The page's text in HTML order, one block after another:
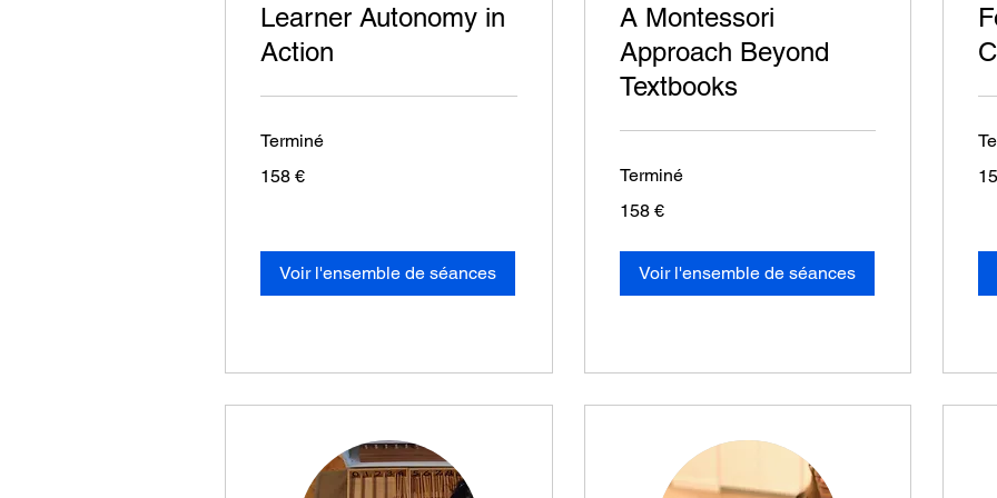
Learner Autonomy in
Action
Terminé
euros
158 €
Voir l'ensemble de séances
A Montessori
Approach Beyond
Textbooks
Terminé
euros
158 €
Voir l'ensemble de séances